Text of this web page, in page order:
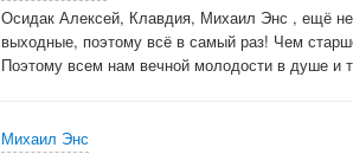
Осидак Алексей, Клавдия, Михаил Энс , ещё
выходные, поэтому всё в самый раз! Чем
Поэтому всем нам вечной молодости в душе и
Михаил Энс